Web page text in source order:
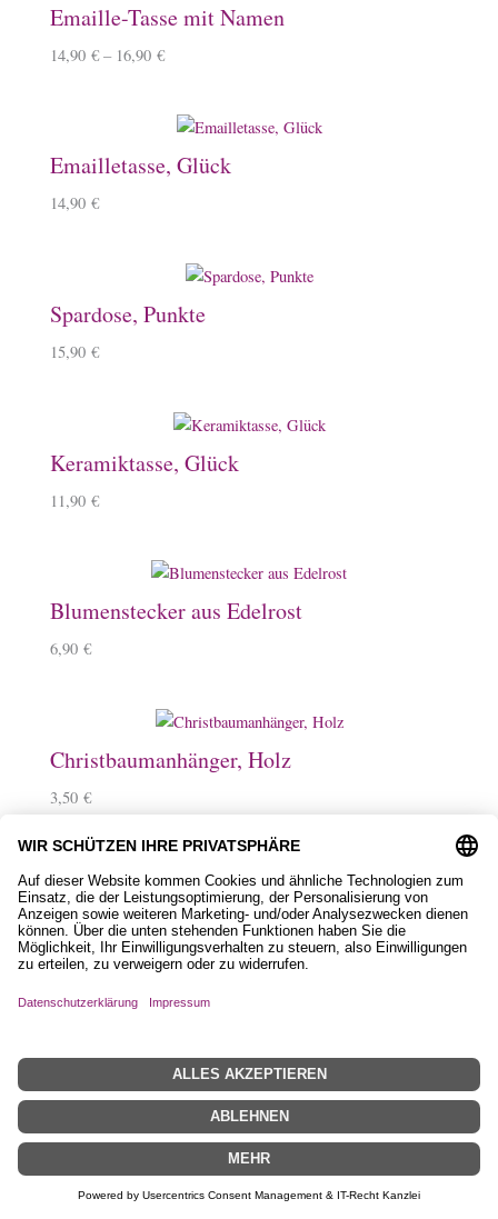
Emaille-Tasse mit Namen
14,90 € – 16,90 €
Emailletasse, Glück
14,90 €
Spardose, Punkte
15,90 €
Keramiktasse, Glück
11,90 €
Blumenstecker aus Edelrost
6,90 €
Christbaumanhänger, Holz
3,50 €
Magnet aus Holz
2,50€–3,50€
Schlüsselanhänger, Holz mit Islandpferd
9,90€
Filztasche, Love mit Islandpferd